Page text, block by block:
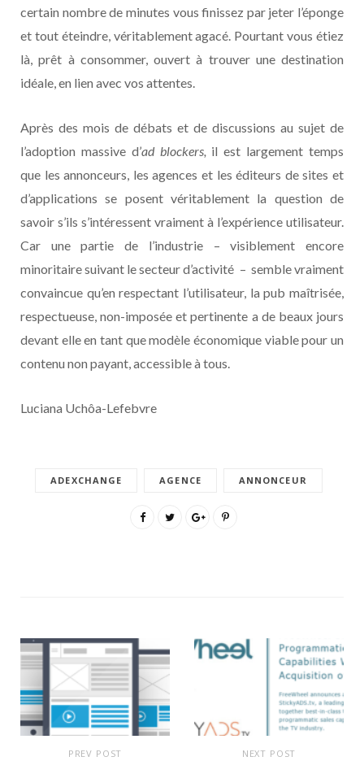
certain nombre de minutes vous finissez par jeter l’éponge
et tout éteindre, véritablement agacé. Pourtant vous étiez
là, prêt à consommer, ouvert à trouver une destination
idéale, en lien avec vos attentes.
Après des mois de débats et de discussions au sujet de
l’adoption massive d’ad blockers, il est largement temps
que les annonceurs, les agences et les éditeurs de sites et
d’applications se posent véritablement la question de
savoir s’ils s’intéressent vraiment à l’expérience utilisateur.
Car une partie de l’industrie – visiblement encore
minoritaire suivant le secteur d’activité – semble vraiment
convaincue qu’en respectant l’utilisateur, la pub maîtrisée,
respectueuse, non-imposée et pertinente a de beaux jours
devant elle en tant que modèle économique viable pour un
contenu non payant, accessible à tous.
Luciana Uchôa-Lefebvre
ADEXCHANGE AGENCE ANNONCEUR
PREV POST NEXT POST